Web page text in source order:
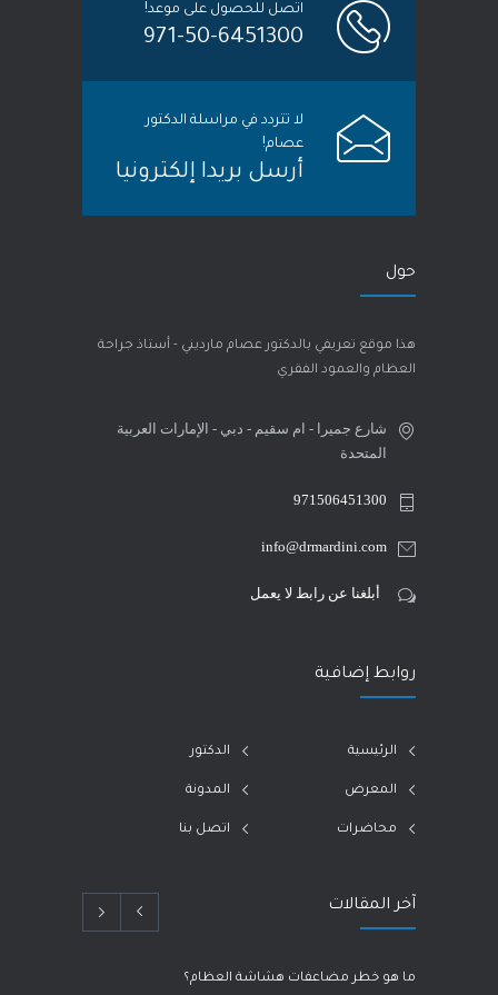
اتصل للحصول على موعد!
971-50-6451300
لا تتردد في مراسلة الدكتور
عصام!
أرسل بريدا إلكترونيا
حول
هذا موقع تعريفي بالدكتور عصام مارديني - أستاذ جراحة
العظام والعمود الفقري
شارع جميرا - ام سقيم - دبي - الإمارات العربية
المتحدة
971506451300
info@drmardini.com
أبلغنا عن رابط لا يعمل
روابط إضافية
الرئيسية الدكتور
المعرض المدونة
محاضرات اتصل بنا
آخر المقالات
ما هو خطر مضاعفات هشاشة العظام؟